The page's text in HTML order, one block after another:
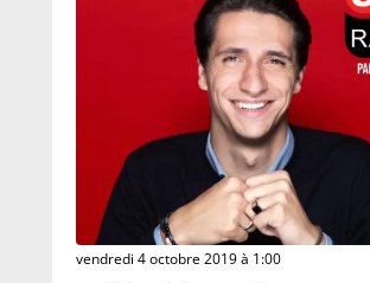
vendredi 4 octobre 2019 à 1:00